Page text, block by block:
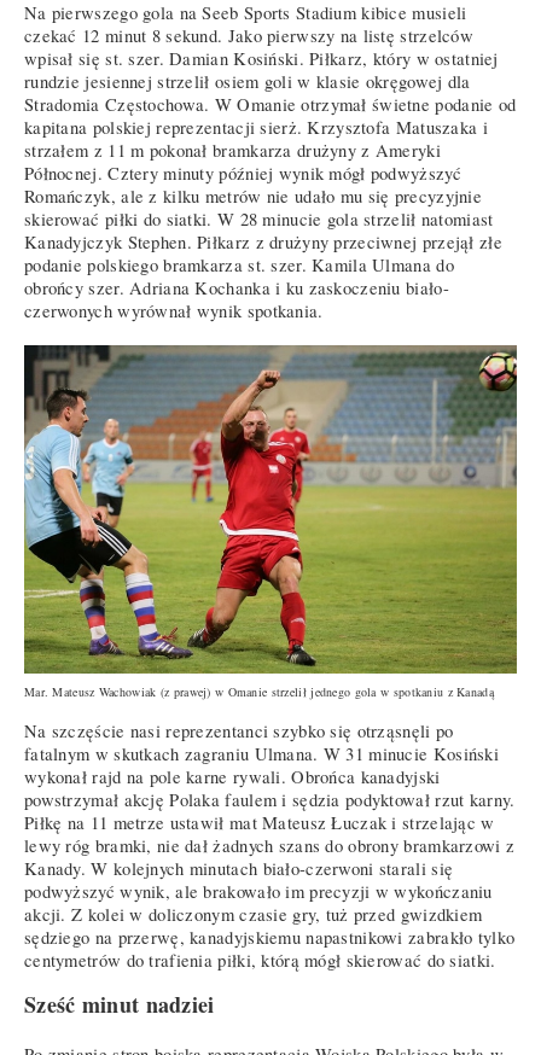
Na pierwszego gola na Seeb Sports Stadium kibice musieli
czekać 12 minut 8 sekund. Jako pierwszy na listę strzelców
wpisał się st. szer. Damian Kosiński. Piłkarz, który w ostatniej
rundzie jesiennej strzelił osiem goli w klasie okręgowej dla
Stradomia Częstochowa. W Omanie otrzymał świetne podanie od
kapitana polskiej reprezentacji sierż. Krzysztofa Matuszaka i
strzałem z 11 m pokonał bramkarza drużyny z Ameryki
Północnej. Cztery minuty później wynik mógł podwyższyć
Romańczyk, ale z kilku metrów nie udało mu się precyzyjnie
skierować piłki do siatki. W 28 minucie gola strzelił natomiast
Kanadyjczyk Stephen. Piłkarz z drużyny przeciwnej przejął złe
podanie polskiego bramkarza st. szer. Kamila Ulmana do
obrońcy szer. Adriana Kochanka i ku zaskoczeniu biało-
czerwonych wyrównał wynik spotkania.
Mar. Mateusz Wachowiak (z prawej) w Omanie strzelił jednego gola w spotkaniu z Kanadą
Na szczęście nasi reprezentanci szybko się otrząsnęli po
fatalnym w skutkach zagraniu Ulmana. W 31 minucie Kosiński
wykonał rajd na pole karne rywali. Obrońca kanadyjski
powstrzymał akcję Polaka faulem i sędzia podyktował rzut karny.
Piłkę na 11 metrze ustawił mat Mateusz Łuczak i strzelając w
lewy róg bramki, nie dał żadnych szans do obrony bramkarzowi z
Kanady. W kolejnych minutach biało-czerwoni starali się
podwyższyć wynik, ale brakowało im precyzji w wykończaniu
akcji. Z kolei w doliczonym czasie gry, tuż przed gwizdkiem
sędziego na przerwę, kanadyjskiemu napastnikowi zabrakło tylko
centymetrów do trafienia piłki, którą mógł skierować do siatki.
Sześć minut nadziei